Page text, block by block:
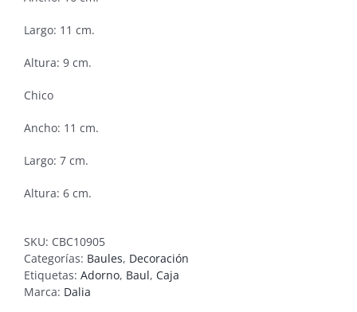
Largo: 11 cm.
Altura: 9 cm.
Chico
Ancho: 11 cm.
Largo: 7 cm.
Altura: 6 cm.
SKU: CBC10905
Categorías: Baules, Decoración
Etiquetas: Adorno, Baul, Caja
Marca: Dalia